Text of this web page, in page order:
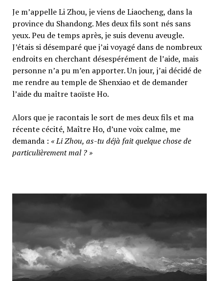
Je m’appelle Li Zhou, je viens de Liaocheng, dans la
province du Shandong. Mes deux fils sont nés sans
yeux. Peu de temps après, je suis devenu aveugle.
J’étais si désemparé que j’ai voyagé dans de nombreux
endroits en cherchant désespérément de l’aide, mais
personne n’a pu m’en apporter. Un jour, j’ai décidé de
me rendre au temple de Shenxiao et de demander
l’aide du maître taoïste Ho.
Alors que je racontais le sort de mes deux fils et ma
récente cécité, Maître Ho, d’une voix calme, me
demanda : « Li Zhou, as-tu déjà fait quelque chose de
particulièrement mal ? »